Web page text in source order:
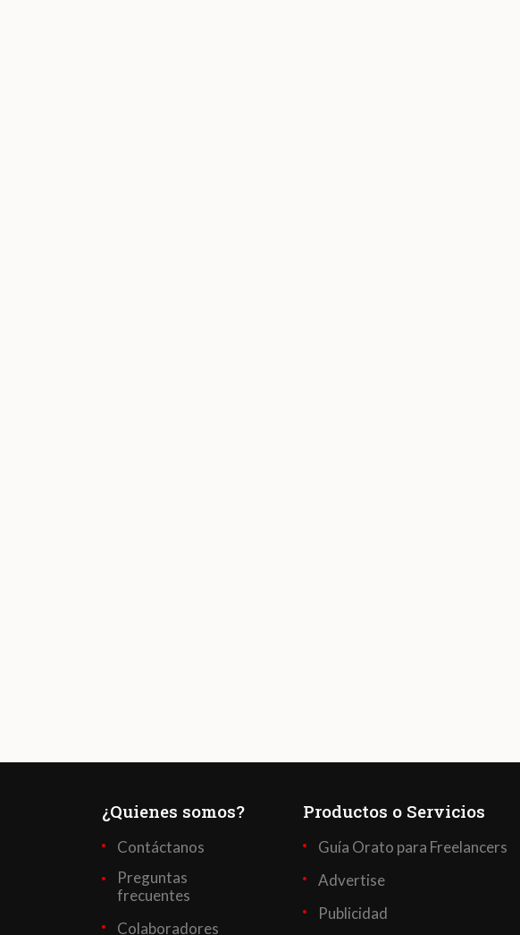
¿Quienes somos?
Contáctanos
Preguntas
frecuentes
Colaboradores
Productos o Servicios
Guía Orato para Freelancers
Advertise
Publicidad